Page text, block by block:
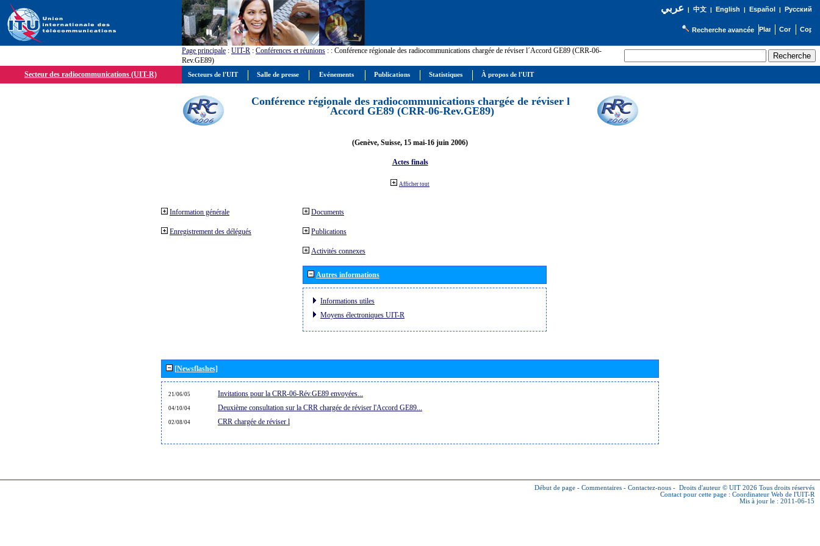
عربي| 中文| English | Español | Русский
Recherche avancée
Page principale : UIT-R : Conférences et réunions : : Conférence régionale des radiocommunications chargée de réviser l´Accord GE89 (CRR-06-
Rev.GE89)
Secteur des radiocommunications (UIT-R)
Conférence régionale des radiocommunications chargée de réviser l
´Accord GE89 (CRR-06-Rev.GE89)
(Genève, Suisse, 15 mai-16 juin 2006)
Actes finals
Afficher tout
Information générale
Enregistrement des délégués
Documents
Publications
Activités connexes
Autres informations
Informations utiles
Moyens électroniques UIT-R
[Newsflashes]
21/06/05 Invitations pour la CRR-06-Rév.GE89 envoyées...
04/10/04 Deuxième consultation sur la CRR chargée de réviser l'Accord GE89...
02/08/04 CRR chargée de réviser l
Début de page - Commentaires - Contactez-nous - Droits d'auteur © UIT 2026 Tous droits réservés
Contact pour cette page : Coordinateur Web de l'UIT-R
Mis à jour le : 2011-06-15
Secteurs de l'UIT Salle de presse Evénements Publications Statistiques À propos de l'UIT